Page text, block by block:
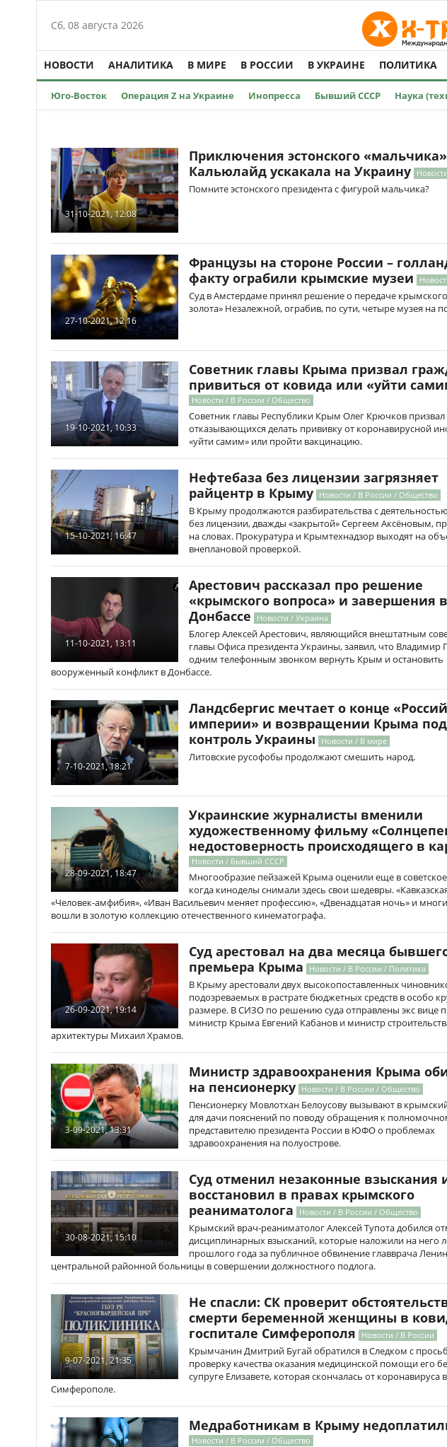
Сб, 08 августа 2026
НОВОСТИ АНАЛИТИКА В МИРЕ В РОССИИ В УКРАИНЕ ПОЛИТИКА
Юго-Восток Операция Z на Украине Инопресса Бывший СССР Наука
31-10-2021, 12:08
Приключения эстонского
Кальюлайд ускакала на Украину
Помните эстонского президента с фигурой мальчика?
27-10-2021, 12:16
Французы на стороне России –
факту ограбили крымские музеи
Суд в Амстердаме принял решение о передаче
золота» Незалежной, ограбив, по сути, четыре музея на
19-10-2021, 10:33
Советник главы Крыма призвал
привиться от ковида или «уйти
Новости / В России / Общество
Советник главы Республики Крым Олег Крючков
отказывающихся делать прививку от коронавирусной
«уйти самим» или пройти вакцинацию.
15-10-2021, 16:47
Нефтебаза без лицензии загрязняет
райцентр в Крыму Новости / В России / Общество
В Крыму продолжаются разбирательства с
без лицензии, дважды «закрытой» Сергеем Аксёновым,
на словах. Прокуратура и Крымтехнадзор выходят на
внеплановой проверкой.
11-10-2021, 13:11
Арестович рассказал про решение
«крымского вопроса» и завершения
Донбассе
Новости / Украина
Блогер Алексей Арестович, являющийся внештатным
главы Офиса президента Украины, заявил, что Владимир
одним телефонным звонком вернуть Крым и остановить
вооруженный конфликт в Донбассе.
7-10-2021, 18:21
Ландсбергис мечтает о конце
империи» и возвращении Крыма под
контроль Украины
Новости / В мире
Литовские русофобы продолжают смешить народ.
28-09-2021, 18:47
Украинские журналисты вменили
художественному фильму
недостоверность происходящего в
Новости / Бывший СССР
Многообразие пейзажей Крыма оценили еще в
когда киноделы снимали здесь свои шедевры.
«Человек-амфибия», «Иван Васильевич меняет профессию», «Двенадцатая ночь» и
вошли в золотую коллекцию отечественного кинематографа.
26-09-2021, 19:14
Суд арестовал на два месяца
премьера Крыма
Новости / В России / Политика
В Крыму арестовали двух высокопоставленных
подозреваемых в растрате бюджетных средств в особо
размере. В СИЗО по решению суда отправлены экс вице
министр Крыма Евгений Кабанов и министр
архитектуры Михаил Храмов.
3-09-2021, 13:31
Министр здравоохранения Крыма
на пенсионерку Новости / В России / Общество
Пенсионерку Мовлотхан Белоусову вызывают в
для дачи пояснений по поводу обращения к
представителю президента России в ЮФО о проблемах
здравоохранения на полуострове.
30-08-2021, 15:10
Суд отменил незаконные взыскания
восстановил в правах крымского
реаниматолога
Новости / В России / Общество
Крымский врач-реаниматолог Алексей Тупота добился
дисциплинарных взысканий, которые наложили на него
прошлого года за публичное обвинение главврача
центральной районной больницы в совершении должностного подлога.
9-07-2021, 21:35
Не спасли: СК проверит
смерти беременной женщины в
госпитале Симферополя
Новости / В России
Крымчанин Дмитрий Бугай обратился в Следком с
проверку качества оказания медицинской помощи его
супруге Елизавете, которая скончалась от коронавируса в
Симферополе.
Медработникам в Крыму
Новости / В России / Общество